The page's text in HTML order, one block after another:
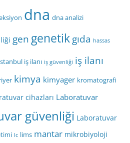
dna dna analizi
gen genetikgıda hassas
iş ilanı iş güvenliği iş ilanı
kimya kimyager kromatografi
cihazları Laboratuvar
güvenliği Laboratuvar
lc lims mantar mikrobiyoloji